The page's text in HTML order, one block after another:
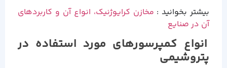
بیشتر بخوانید : مخازن کرایوژنیک، انواع آن و کاربردهای
آن در صنایع
انواع کمپرسورهای مورد استفاده در
پتروشیمی